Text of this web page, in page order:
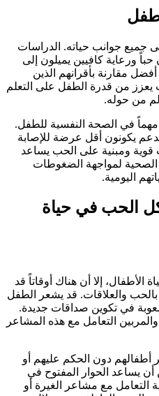
جميع جوانب حياته. الدراسات
ورعاية كافيين يميلون إلى
مقارنة بأقرانهم الذين
من قدرة الطفل على التعلم
من حوله.
في الصحة النفسية للطفل.
يكونون أقل عرضة للإصابة
قوية ومبنية على الحب يساعد
الصحية لمواجهة الضغوطات
اليومية.
الحب في حياة
إلا أن هناك أوقاتاً قد
والعلاقات. قد يشعر الطفل
صعوبة في تكوين صداقات جديدة.
التعامل مع هذه المشاعر
أطفالهم دون الحكم عليهم أو
يساعد الحوار المفتوح في
التعامل مع مشاعر الغيرة أو